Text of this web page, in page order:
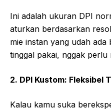
Ini adalah ukuran DPI
aturkan berdasarkan
mie instan yang udah
tinggal pakai, nggak perlu
2. DPI Kustom: Fleksibel
Kalau kamu suka